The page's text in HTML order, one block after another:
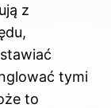
z
tymi
to